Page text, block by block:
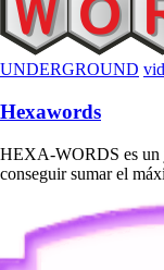
UNDERGROUND
Hexawords
HEXA-WORDS es un
conseguir sumar el